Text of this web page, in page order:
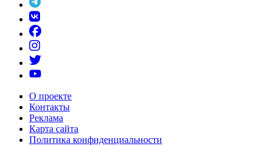
О проекте
Контакты
Реклама
Карта сайта
Политика конфиденциальности